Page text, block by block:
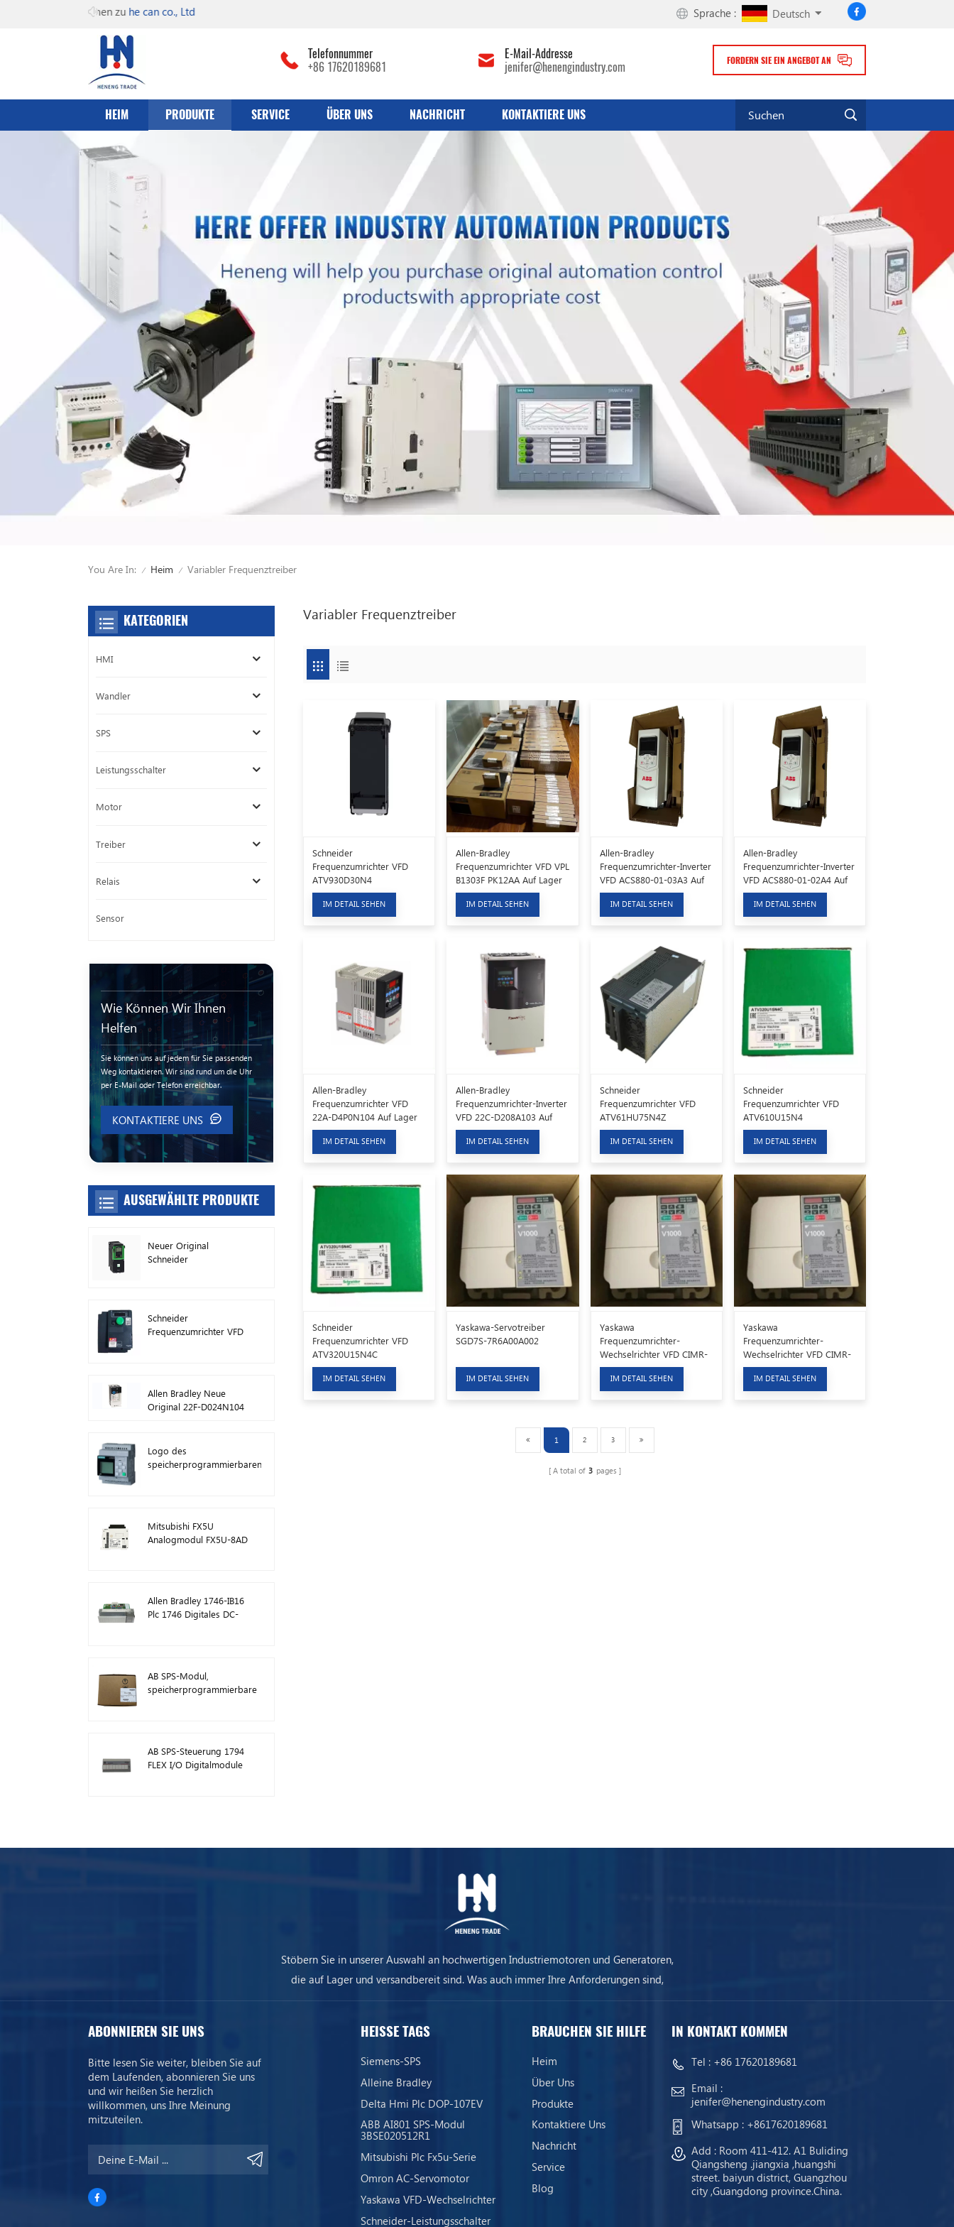
he can co., Ltd Sprache : Deutsch
FORDERN SIE EIN ANGEBOT AN
Telefonnummer
+86 17620189681
E-Mail-Addresse
jenifer@henengindustry.com
HEIM PRODUKTE SERVICE ÜBER UNS NACHRICHT KONTAKTIERE UNS
You Are In: / Heim / Variabler Frequenztreiber
Variabler Frequenztreiber
Schneider
Frequenzumrichter VFD
ATV930D30N4
IM DETAIL SEHEN
Allen-Bradley
Frequenzumrichter VFD VPL
B1303F PK12AA Auf Lager
IM DETAIL SEHEN
Allen-Bradley
Frequenzumrichter-Inverter
VFD ACS880-01-03A3 Auf
Lager
IM DETAIL SEHEN
Allen-Bradley
Frequenzumrichter-Inverter
VFD ACS880-01-02A4 Auf
Lager
IM DETAIL SEHEN
Allen-Bradley
Frequenzumrichter VFD
22A-D4P0N104 Auf Lager
IM DETAIL SEHEN
Allen-Bradley
Frequenzumrichter-Inverter
VFD 22C-D208A103 Auf
Lager
IM DETAIL SEHEN
Schneider
Frequenzumrichter VFD
ATV61HU75N4Z
IM DETAIL SEHEN
Schneider
Frequenzumrichter VFD
ATV610U15N4
IM DETAIL SEHEN
Schneider
Frequenzumrichter VFD
ATV320U15N4C
IM DETAIL SEHEN
Yaskawa-Servotreiber
SGD7S-7R6A00A002
IM DETAIL SEHEN
Yaskawa
Frequenzumrichter-
Wechselrichter VFD CIMR-
J7AA23P7
IM DETAIL SEHEN
Yaskawa
Frequenzumrichter-
Wechselrichter VFD CIMR-
VB2A0004BAA
IM DETAIL SEHEN
1 2 3
A total of 3 pages
KATEGORIEN
HMI
Wandler
SPS
Leistungsschalter
Motor
Treiber
Relais
Sensor
Wie Können Wir Ihnen
Helfen
Sie können uns auf jedem für Sie passenden
Weg kontaktieren. Wir sind rund um die Uhr
per E-Mail oder Telefon erreichbar.
KONTAKTIERE UNS
AUSGEWÄHLTE PRODUKTE
Neuer Original
Schneider
Schneider
Frequenzumrichter VFD
Allen Bradley Neue
Original 22F-D024N104
11 kW
Logo des
speicherprogrammierbaren
Mitsubishi FX5U
Analogmodul FX5U-8AD
Allen Bradley 1746-IB16
Plc 1746 Digitales DC-
AB SPS-Modul,
speicherprogrammierbare
AB SPS-Steuerung 1794
FLEX I/O Digitalmodule
Stöbern Sie in unserer Auswahl an hochwertigen Industriemotoren und Generatoren,
die auf Lager und versandbereit sind. Was auch immer Ihre Anforderungen sind,
unsere Ausrüstung sorgt dafür, dass Ihr Unternehmen immer am Laufen ist.
ABONNIEREN SIE UNS
Bitte lesen Sie weiter, bleiben Sie auf
dem Laufenden, abonnieren Sie uns
und wir heißen Sie herzlich
willkommen, uns Ihre Meinung
mitzuteilen.
HEISSE TAGS
Siemens-SPS
Alleine Bradley
Delta Hmi Plc DOP-107EV
ABB AI801 SPS-Modul
3BSE020512R1
Mitsubishi Plc Fx5u-Serie
Omron AC-Servomotor
Yaskawa VFD-Wechselrichter
Schneider-Leistungsschalter
BRAUCHEN SIE HILFE
Heim
Über Uns
Produkte
Kontaktiere Uns
Nachricht
Service
Blog
IN KONTAKT KOMMEN
Tel : +86 17620189681
Email :
jenifer@henengindustry.com
Whatsapp : +8617620189681
Add : Room 411-412. A1 Buliding
Qiangsheng .jiangxia ,huangshi
street. baiyun district, Guangzhou
city ,Guangdong province.China.